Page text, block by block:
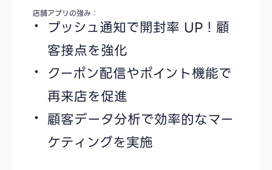
店舗アプリの強み：
プッシュ通知で開封率 UP！顧
客接点を強化
クーポン配信やポイント機能で
再来店を促進
顧客データ分析で効率的なマー
ケティングを実施